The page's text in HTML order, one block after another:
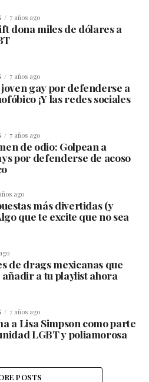
7 años ago
dona miles de dólares a
7 años ago
joven gay por defenderse a
¡Y las redes sociales
7 años ago
de odio: Golpean a
por defenderse de acoso
ago
más divertidas (y
que te excite que no sea
de drags mexicanas que
a tu playlist ahora
7 años ago
a Lisa Simpson como parte
LGBT y poliamorosa
POSTS